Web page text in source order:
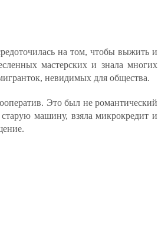
на том, чтобы выжить и
мастерских и знала многих
невидимых для общества.
Это был не романтический
машину, взяла микрокредит и